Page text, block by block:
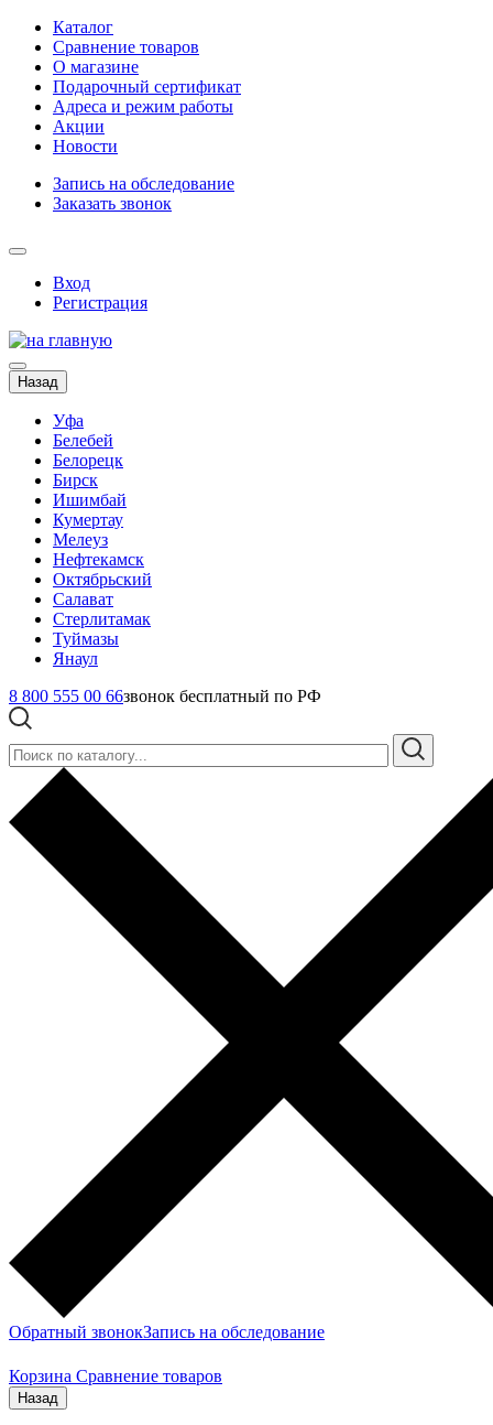
Каталог
Сравнение товаров
О магазине
Подарочный сертификат
Адреса и режим работы
Акции
Новости
Запись на обследование
Заказать звонок
Вход
Регистрация
Назад
Уфа
Белебей
Белорецк
Бирск
Ишимбай
Кумертау
Мелеуз
Нефтекамск
Октябрьский
Салават
Стерлитамак
Туймазы
Янаул
8 800 555 00 66звонок бесплатный по РФ
Обратный звонокЗапись на обследование
Корзина Сравнение товаров
Назад